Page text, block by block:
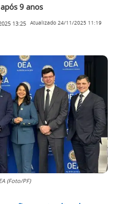
9 anos
13:25 Atualizado 24/11/2025 11:19
(Foto/PF)